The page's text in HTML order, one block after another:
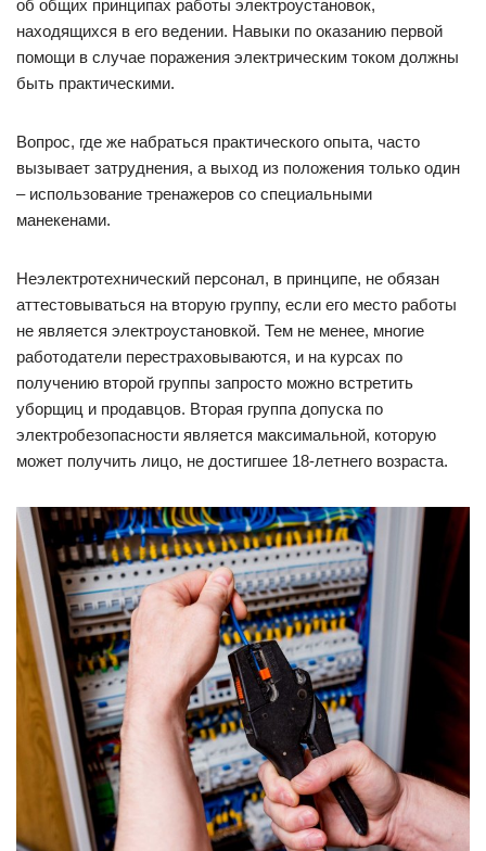
об общих принципах работы электроустановок,
находящихся в его ведении. Навыки по оказанию первой
помощи в случае поражения электрическим током должны
быть практическими.
Вопрос, где же набраться практического опыта, часто
вызывает затруднения, а выход из положения только один
– использование тренажеров со специальными
манекенами.
Неэлектротехнический персонал, в принципе, не обязан
аттестовываться на вторую группу, если его место работы
не является электроустановкой. Тем не менее, многие
работодатели перестраховываются, и на курсах по
получению второй группы запросто можно встретить
уборщиц и продавцов. Вторая группа допуска по
электробезопасности является максимальной, которую
может получить лицо, не достигшее 18-летнего возраста.